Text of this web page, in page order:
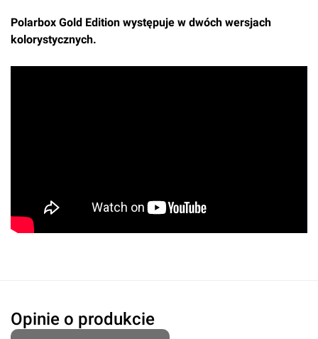
Polarbox Gold Edition występuje w dwóch wersjach
kolorystycznych.
Opinie o produkcie
Przyznaj ocenę: